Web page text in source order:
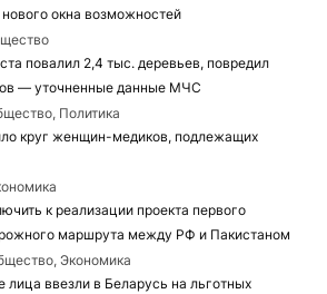
окна возможностей
повалил 2,4 тыс. деревьев, повредил
— уточненные данные МЧС
Политика
круг женщин-медиков, подлежащих
к реализации проекта первого
маршрута между РФ и Пакистаном
Экономика
лица ввезли в Беларусь на льготных